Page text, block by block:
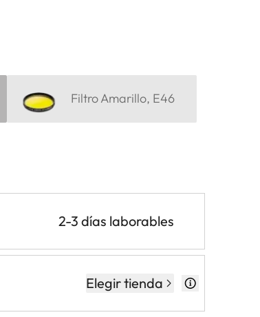
Filtro Amarillo, E46
2-3 días laborables
Elegir tienda